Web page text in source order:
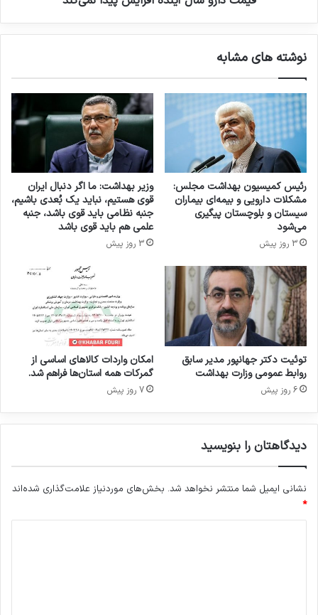
ن
ه
ا
س
ن
ا
ف
ز
ی
ش
پ
د
ا
م
ی‌
ک
ن
د
نوشته های مشابه
رئیس کمیسیون بهداشت مجلس:
مشکلات دارویی و بیمه‌ای بیماران
سیستان و بلوچستان پیگیری
می‌شود
3 روز پیش
وزیر بهداشت: ما اگر دنبال ایران
قوی هستیم، نباید یک بُعدی باشیم،
جنبه نظامی باید قوی باشد، جنبه
علمی هم باید قوی باشد
3 روز پیش
توئیت دکتر جهانپور مدیر سابق
روابط عمومی وزارت بهداشت
6 روز پیش
امکان واردات کالاهای اساسی از
گمرکات همه استان‌ها فراهم شد.
7 روز پیش
دیدگاهتان را بنویسید
نشانی ایمیل شما منتشر نخواهد شد. بخش‌های موردنیاز علامت‌گذاری شده‌اند
*